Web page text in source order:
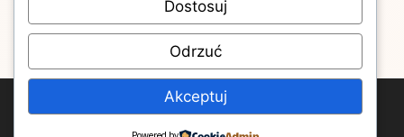
© 2026 ExoticRestaurants.pl
Dostosuj
Odrzuć
Akceptuj